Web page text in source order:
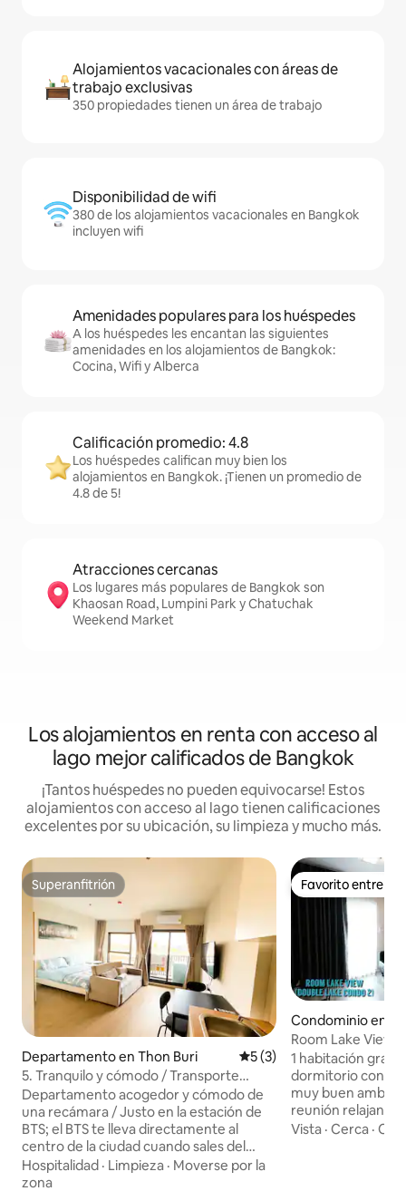
Alojamientos vacacionales con áreas de
trabajo exclusivas
350 propiedades tienen un área de trabajo
Disponibilidad de wifi
380 de los alojamientos vacacionales en Bangkok
incluyen wifi
Amenidades populares para los huéspedes
A los huéspedes les encantan las siguientes
amenidades en los alojamientos de Bangkok:
Cocina, Wifi y Alberca
Calificación promedio: 4.8
Los huéspedes califican muy bien los
alojamientos en Bangkok. ¡Tienen un promedio de
4.8 de 5!
Atracciones cercanas
Los lugares más populares de Bangkok son
Khaosan Road, Lumpini Park y Chatuchak
Weekend Market
Los alojamientos en renta con acceso al
lago mejor calificados de Bangkok
¡Tantos huéspedes no pueden equivocarse! Estos
alojamientos con acceso al lago tienen calificaciones
excelentes por su ubicación, su limpieza y mucho más.
Superanfitrión
Superanfitrión
Departamento en Thon Buri Calificación promedio: 5
5 (3)
5. Tranquilo y cómodo / Transporte
ferroviario directo al centro de la ciudad
/ Instalaciones completas, piscina,
gimnasio, área de descanso, jardín en la
azotea /
Departamento acogedor y cómodo de
una recámara / Justo en la estación de
BTS; el BTS te lleva directamente al
centro de la ciudad cuando sales del
departamento / Totalmente equipado
con servicios: alberca, sala de fitness,
Hospitalidad · Limpieza · Moverse por la
zona
Favorito entre
Favorito entre
Condominio en ป
Room Lake View
1 habitación
dormitorio con
muy buen
reunión relajante
estacionamiento,
Vista ·Cerca ·